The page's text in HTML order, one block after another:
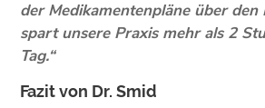
der Medikamentenpläne über
spart unsere Praxis mehr als 2
Tag.“
Fazit von Dr. Smid